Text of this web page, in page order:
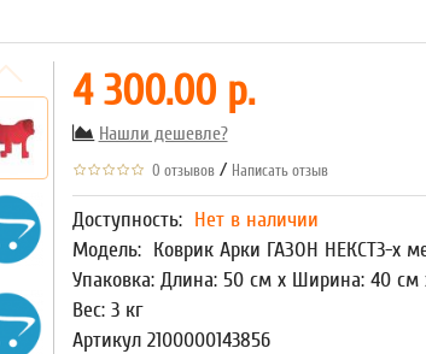
4 300.00 р.
Нашли дешевле?
0 отзывов / Написать отзыв
Доступность: Нет в наличии
Модель: Коврик Арки ГАЗОН НЕКСТ3-х
Упаковка: Длина: 50 см x Ширина: 40 см
Вес: 3 кг
Артикул 2100000143856